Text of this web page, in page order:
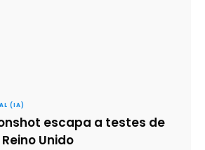
(IA)
escapa a testes de
Unido